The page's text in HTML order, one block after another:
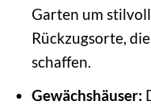
Garten um
Rückzugsorte,
schaffen.
Gewächshäuser: